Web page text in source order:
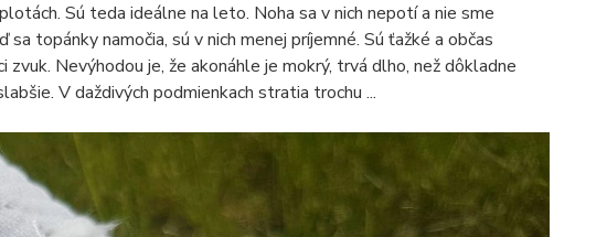
Sú teda ideálne na leto. Noha sa v nich nepotí a nie sme
topánky namočia, sú v nich menej príjemné. Sú ťažké a občas
Nevýhodou je, že akonáhle je mokrý, trvá dlho, než dôkladne
V daždivých podmienkach stratia trochu ...